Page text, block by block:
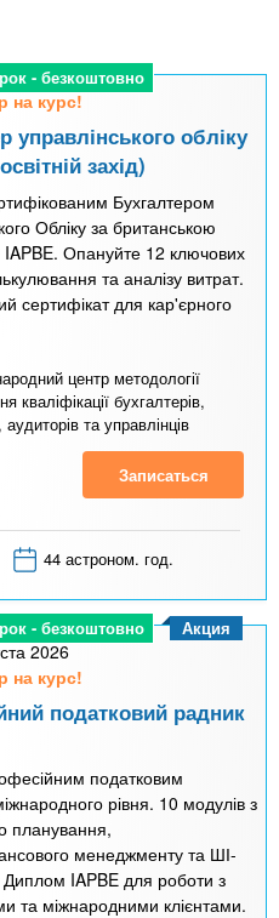
- безкоштовно
на курс!
управлінського обліку
захід)
Бухгалтером
Обліку за британською
Опануйте 12 ключових
та аналізу витрат.
сертифікат для кар'єрного
центр методології
кваліфікації бухгалтерів,
аудиторів та управлінців
Записаться
44 астроном. год.
- безкоштовно
2026
на курс!
податковий радник
податковим
рівня. 10 модулів з
планування,
менеджменту та ШІ-
Диплом IAPBE для роботи з
та міжнародними клієнтами.
Акция